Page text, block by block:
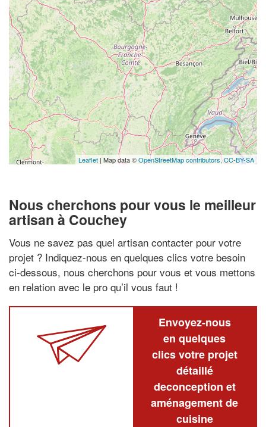
Leaflet | Map data ©OpenStreetMap contributors,CC-BY-SA
Nous cherchons pour vous le meilleur
artisan à Couchey
Vous ne savez pas quel artisan contacter pour votre
projet ? Indiquez-nous en quelques clics votre besoin
ci-dessous, nous cherchons pour vous et vous mettons
en relation avec le pro qu’il vous faut !
Envoyez-nous
en quelques
clics votre projet
détaillé
deconception et
aménagement de
cuisine